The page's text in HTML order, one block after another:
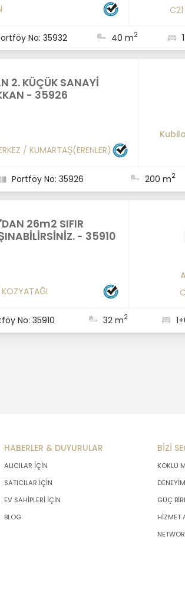
No: 35932 40 m2
2. KÜÇÜK SANAYİ
- 35926
/ KUMARTAŞ(ERENLER)
Portföy No: 35926 200 m2
26m2 SIFIR
- 35910
KOZYATAĞI
No: 35910 32 m2
HABERLER & DUYURULAR
ALICILAR İÇİN
SATICILAR İÇİN
EV SAHİPLERİ İÇİN
BLOG
BİZİ
KÖKLÜ
GÜÇ
HİZMET